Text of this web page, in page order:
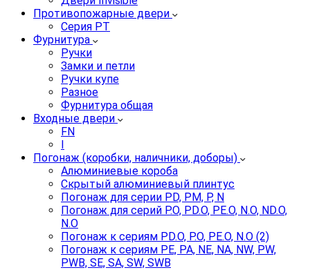
Противопожарные двери
Серия PT
Фурнитура
Ручки
Замки и петли
Ручки купе
Разное
Фурнитура общая
Входные двери
FN
I
Погонаж (коробки, наличники, доборы)
Алюминиевые короба
Скрытый алюминиевый плинтус
Погонаж для серии PD, PM, P, N
Погонаж для серий P.O, PD.O, PE.O, N.O, ND.O,
N.O
Погонаж к сериям PD.O, P.O, PE.O, N.O (2)
Погонаж к сериям PE, PA, NE, NA, NW, PW,
PWB, SE, SA, SW, SWB